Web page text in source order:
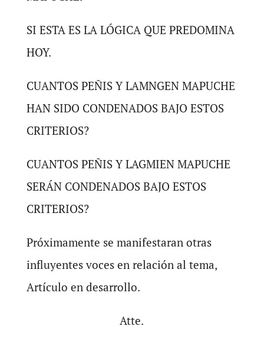
SI ESTA ES LA LÓGICA QUE PREDOMINA
HOY.
CUANTOS PEÑIS Y LAMNGEN MAPUCHE
HAN SIDO CONDENADOS BAJO ESTOS
CRITERIOS?
CUANTOS PEÑIS Y LAGMIEN MAPUCHE
SERÁN CONDENADOS BAJO ESTOS
CRITERIOS?
Próximamente se manifestaran otras
influyentes voces en relación al tema,
Artículo en desarrollo.
Atte.